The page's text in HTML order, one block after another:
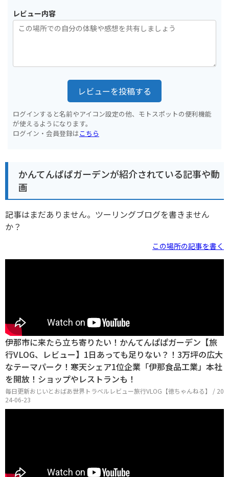
レビュー内容
レビューを投稿する
ログインすると名前やアイコン設定の他、モトスポットの便利機能
が使えるようになります。
ログイン・会員登録はこちら
かんてんぱぱガーデンが紹介されている記事や動
画
記事はまだありません。ツーリングブログを書きません
か？
この場所の記事を書く
伊那市に来たら立ち寄りたい！かんてんぱぱガーデン【旅
行VLOG、レビュー】1日あっても足りない？！3万坪の広大
なテーマパーク！寒天シェア1位企業「伊那食品工業」本社
を開放！ショップやレストランも！
毎日更新おじいとおばあ世界トラベルレビュー旅行VLOG【徳ちゃんねる】 / 20
24-06-23